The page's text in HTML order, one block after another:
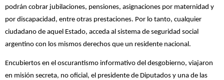
podrán cobrar jubilaciones, pensiones, asignaciones por maternidad y
por discapacidad, entre otras prestaciones. Por lo tanto, cualquier
ciudadano de aquel Estado, acceda al sistema de seguridad social
argentino con los mismos derechos que un residente nacional.
Encubiertos en el oscurantismo informativo del desgobierno, viajaron
en misión secreta, no oficial, el presidente de Diputados y una de las